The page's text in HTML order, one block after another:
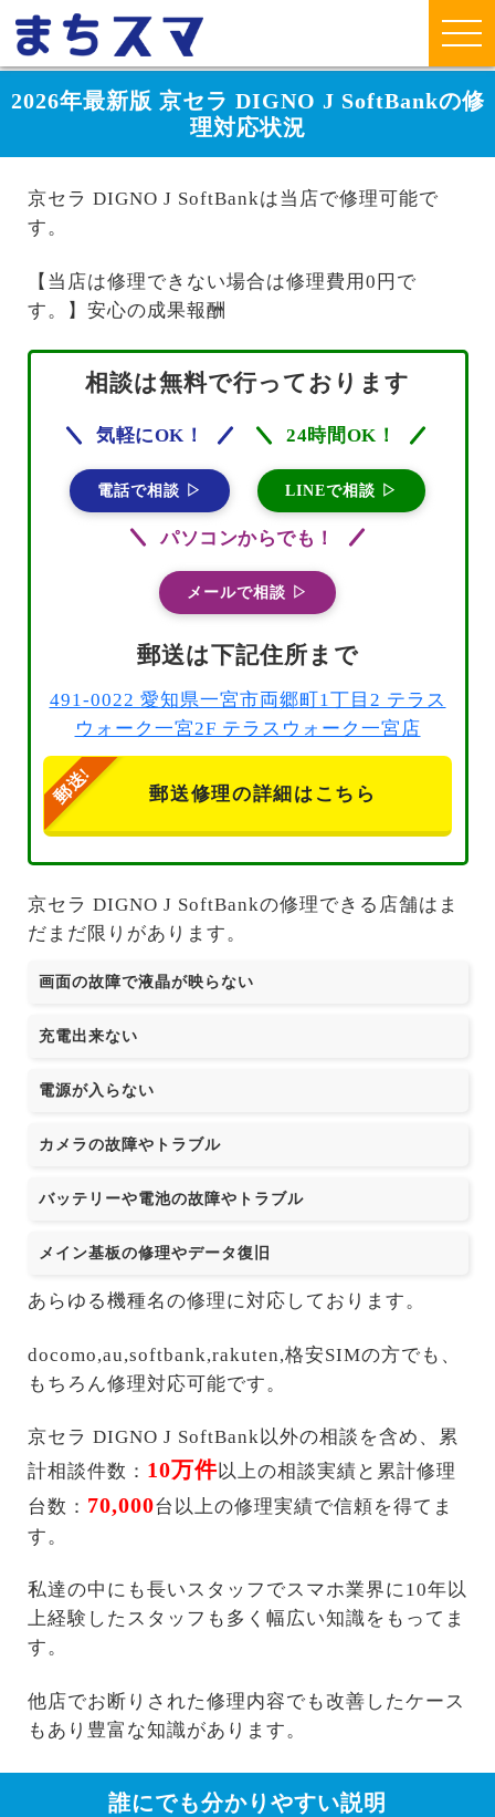
2026年最新版 京セラ DIGNO J SoftBankの修
理対応状況
京セラ DIGNO J SoftBankは当店で修理可能で
す。
【当店は修理できない場合は修理費用0円で
す。】安心の成果報酬
相談は無料で行っております
気軽にOK！
電話で相談 ▷
24時間OK！
LINEで相談 ▷
パソコンからでも！
メールで相談 ▷
郵送は下記住所まで
491-0022 愛知県一宮市両郷町1丁目2 テラス
ウォーク一宮2F テラスウォーク一宮店
郵送修理の詳細はこちら
京セラ DIGNO J SoftBankの修理できる店舗はま
だまだ限りがあります。
画面の故障で液晶が映らない
充電出来ない
電源が入らない
カメラの故障やトラブル
バッテリーや電池の故障やトラブル
メイン基板の修理やデータ復旧
あらゆる機種名の修理に対応しております。
docomo,au,softbank,rakuten,格安SIMの方でも、
もちろん修理対応可能です。
京セラ DIGNO J SoftBank以外の相談を含め、累
計相談件数： 10万件以上の相談実績と累計修理
台数： 70,000台以上の修理実績で信頼を得てま
す。
私達の中にも長いスタッフでスマホ業界に10年以
上経験したスタッフも多く幅広い知識をもってま
す。
他店でお断りされた修理内容でも改善したケース
もあり豊富な知識があります。
誰にでも分かりやすい説明